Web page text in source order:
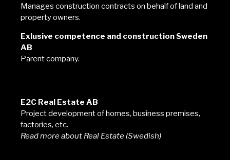
Manages construction contracts on behalf of land and
property owners.
Exlusive competence and construction Sweden
AB
Parent company.
E2C Real Estate AB
Project development of homes, business premises,
factories, etc.
Readmore about Real Estate (Swedish)